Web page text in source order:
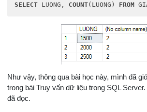
SELECT LUONG, COUNT(LUONG) FROM
Như vậy, thông qua bài học này, mình đã
trong bài Truy vấn dữ liệu trong SQL
đã đọc.